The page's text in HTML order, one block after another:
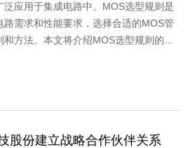
应用于集成电路中。MOS选型规则是
需求和性能要求，选择合适的MOS管
方法。本文将介绍MOS选型规则的基
股份建立战略合作伙伴关系